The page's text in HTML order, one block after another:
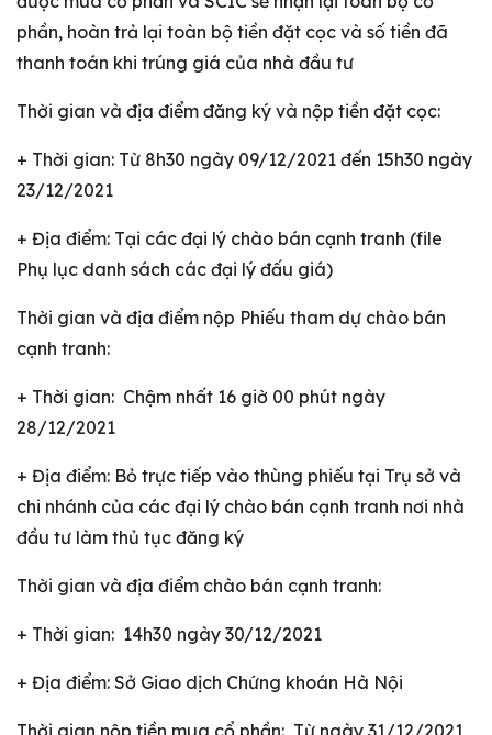
phần, hoàn trả lại toàn bộ tiền đặt cọc và số tiền đã
thanh toán khi trúng giá của nhà đầu tư
Thời gian và địa điểm đăng ký và nộp tiền đặt cọc:
+ Thời gian: Từ 8h30 ngày 09/12/2021 đến 15h30 ngày
23/12/2021
+ Địa điểm: Tại các đại lý chào bán cạnh tranh (file
Phụ lục danh sách các đại lý đấu giá)
Thời gian và địa điểm nộp Phiếu tham dự chào bán
cạnh tranh:
+ Thời gian: Chậm nhất 16 giờ 00 phút ngày
28/12/2021
+ Địa điểm: Bỏ trực tiếp vào thùng phiếu tại Trụ sở và
chi nhánh của các đại lý chào bán cạnh tranh nơi nhà
đầu tư làm thủ tục đăng ký
Thời gian và địa điểm chào bán cạnh tranh:
+ Thời gian: 14h30 ngày 30/12/2021
+ Địa điểm: Sở Giao dịch Chứng khoán Hà Nội
Thời gian nộp tiền mua cổ phần: Từ ngày 31/12/2021